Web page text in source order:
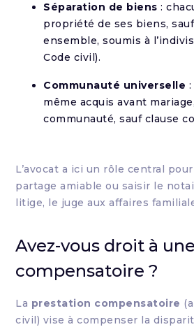
Séparation de biens :
propriété de ses biens,
ensemble, soumis à
Code civil).
Communauté universelle
même acquis avant
communauté, sauf clause
L’avocat a ici un rôle central
partage amiable ou saisir le
litige, le juge aux affaires
Avez-vous droit à
compensatoire ?
La prestation compensatoire
civil) vise à compenser la